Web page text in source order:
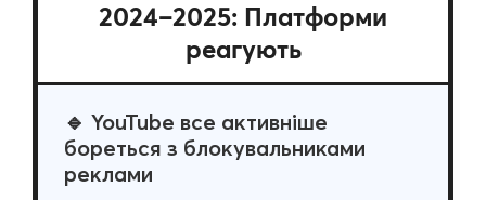
2024–2025: Платформи
реагують
🔹 YouTube все активніше
бореться з блокувальниками
реклами